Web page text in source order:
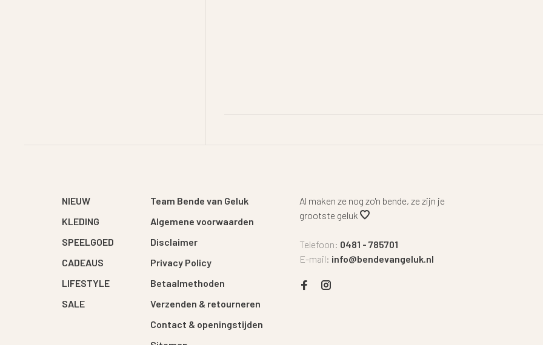
NIEUW
KLEDING
SPEELGOED
CADEAUS
LIFESTYLE
SALE
Team Bende van Geluk
Algemene voorwaarden
Disclaimer
Privacy Policy
Betaalmethoden
Verzenden & retourneren
Contact & openingstijden
Al maken ze nog zo'n bende, ze zijn je
grootste geluk
Telefoon: 0481 - 785701
E-mail: info@bendevangeluk.nl